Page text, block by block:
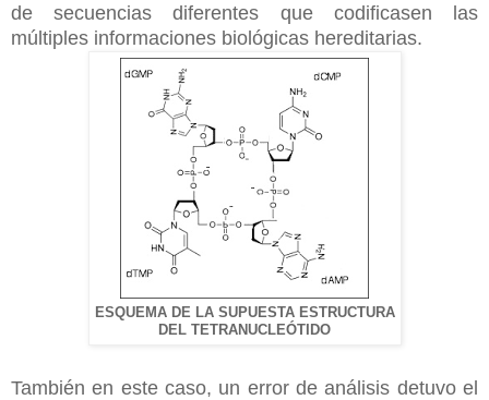
de secuencias diferentes que codificasen las
múltiples informaciones biológicas hereditarias.
ESQUEMA DE LA SUPUESTA ESTRUCTURA
DEL TETRANUCLEÓTIDO
También en este caso, un error de análisis detuvo el